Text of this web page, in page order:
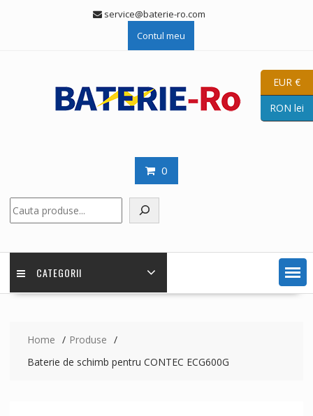
service@baterie-ro.com
Contul meu
0
CATEGORII
Home
Produse
Baterie de schimb pentru CONTEC ECG600G
EUR €
RON lei